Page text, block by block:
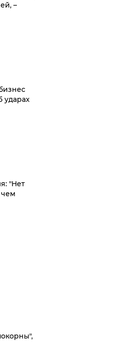
–
ударах
"Нет
чем